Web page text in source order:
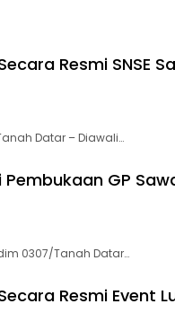
Resmi SNSE
Datar – Diawali…
GP
0307/Tanah Datar…
Resmi Event